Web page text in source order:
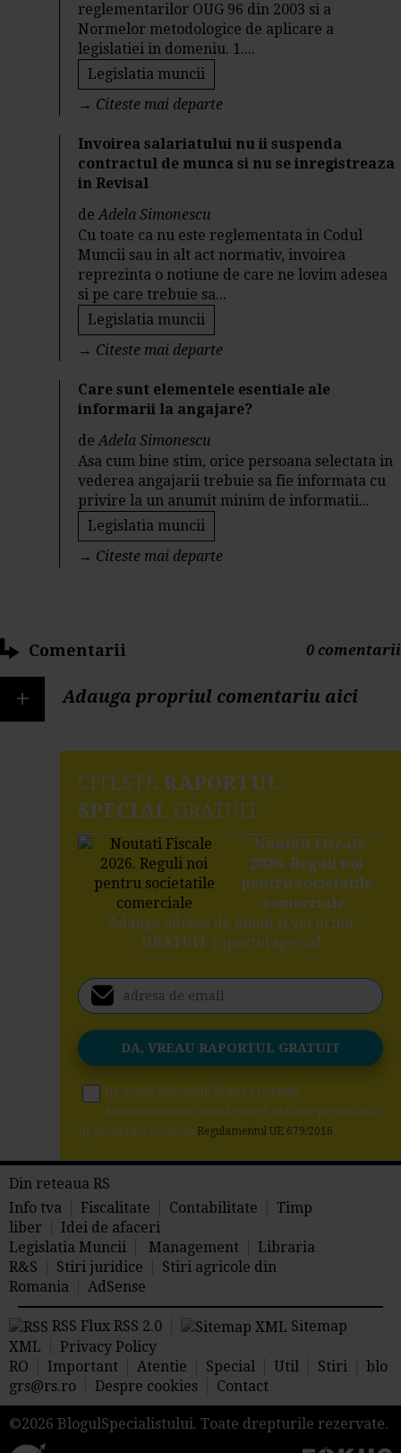
reglementarilor OUG 96 din 2003 si a
Normelor metodologice de aplicare a
legislatiei in domeniu. 1....
Legislatia muncii
→ Citeste mai departe
Invoirea salariatului nu ii suspenda
contractul de munca si nu se inregistreaza
in Revisal
deAdela Simonescu
Cu toate ca nu este reglementata in Codul
Muncii sau in alt act normativ, invoirea
reprezinta o notiune de care ne lovim adesea
si pe care trebuie sa...
Legislatia muncii
→ Citeste mai departe
Care sunt elementele esentiale ale
informarii la angajare?
deAdela Simonescu
Asa cum bine stim, orice persoana selectata in
vederea angajarii trebuie sa fie informata cu
privire la un anumit minim de informatii...
Legislatia muncii
→ Citeste mai departe
Comentarii 0 comentarii
+ Adauga propriul comentariu aici
CITESTE RAPORTUL
SPECIAL GRATUIT
"Noutati Fiscale
2026. Reguli noi
pentru societatile
comerciale"
Adauga adresa de email si vei primi
GRATUITraportul special
Da, vreau informatii despre produsele
Rentrop&Straton. Sunt de acord ca datele personale sa
fie prelucrate conform Regulamentul UE 679/2016
Din reteaua RS
Info tva
Fiscalitate Contabilitate
Timp
liber
Idei de afaceri
Legislatia Muncii
Management
Libraria
R&S
Stiri juridice
Stiri agricole din
Romania
AdSense
RSS Flux RSS 2.0
Sitemap
XML
Privacy Policy
RO
Important Atentie Special Util Stiri
blo
grs@rs.ro
Despre cookies Contact
©2026 BlogulSpecialistului. Toate drepturile rezervate.